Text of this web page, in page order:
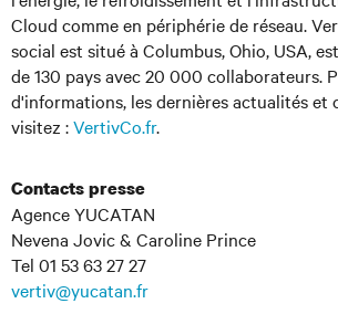
Cloud comme en périphérie de réseau.
social est situé à Columbus, Ohio, USA,
de 130 pays avec 20 000 collaborateurs.
d'informations, les dernières actualités et
visitez :VertivCo.fr.
Contacts presse
Agence YUCATAN
Nevena Jovic & Caroline Prince
Tel 01 53 63 27 27
vertiv@yucatan.fr